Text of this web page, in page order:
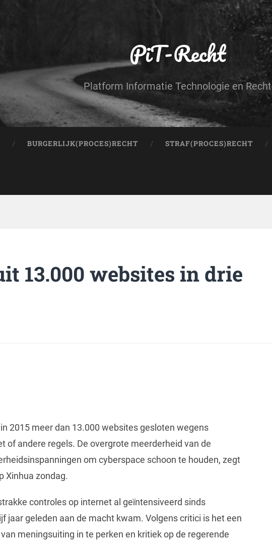
PiT-Recht
Platform Informatie Technologie en Recht
BURGERLIJK(PROCES)RECHT STRAF(PROCES)RECHT
13.000 websites in drie
2015 meer dan 13.000 websites gesloten wegens
of andere regels. De overgrote meerderheid van de
om cyberspace schoon te houden, zegt
Xinhua zondag.
controles op internet al geïntensiveerd sinds
jaar geleden aan de macht kwam. Volgens critici is het een
meningsuiting in te perken en kritiek op de regerende